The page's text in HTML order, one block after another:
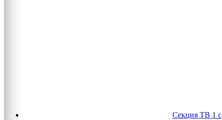
Секция ТВ 1 с